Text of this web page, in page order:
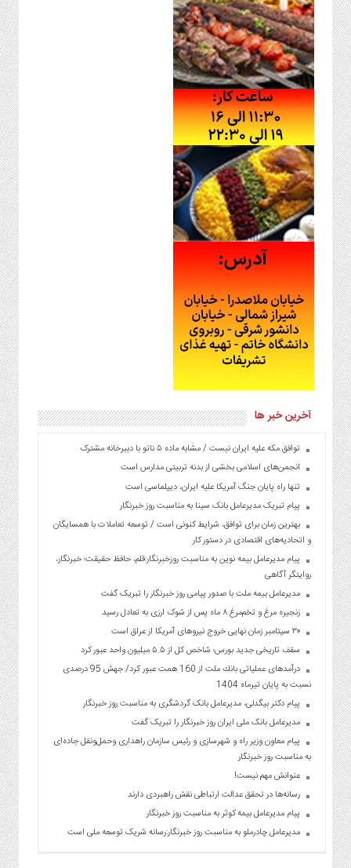
آخرین خبر ها
توافق مکه علیه ایران نیست / مشابه ماده ۵ ناتو با دبیرخانه مشترک
انجمن‌های اسلامی بخشی از بدنه تربیتی مدارس است
تنها راه پایان جنگ آمریکا علیه ایران، دیپلماسی است
پیام تبریک مدیرعامل بانک سینا به مناسبت روز خبرنگار
بهترین زمان برای توافق، شرایط کنونی است / توسعه تعاملات با همسایگان
و اتحادیه‌های اقتصادی در دستور کار
پیام مدیرعامل بیمه نوین به مناسبت روزخبرنگار:قلم، حافظ حقیقت؛ خبرنگار،
روایتگر آگاهی
مدیرعامل بیمه ملت با صدور پیامی روز خبرنگار را تبریک گفت
زنجیره مرغ و تخم‌مرغ ۸ ماه پس از شوک ارزی به تعادل رسید
۳۰ سپتامبر زمان نهایی خروج نیروهای آمریکا از عراق است
سقف تاریخی جدید بورس؛ شاخص کل از ۵.۵ میلیون واحد عبور کرد
درآمدهای عملیاتی بانك ملت از 160 همت عبور كرد/ جهش 95 درصدی
نسبت به پایان تیرماه 1404
پیام دکتر بیگدلی، مدیرعامل بانک گردشگری به مناسبت روز خبرنگار
مدیرعامل بانک ملی ایران روز خبرنگار را تبریک گفت
پیام معاون وزیر راه و شهرسازی و رئیس سازمان راهداری وحمل‌ونقل جاده‌ای
به مناسبت روز خبرنگار
عنوانش مهم نیست!
رسانه‌ها در تحقق عدالت ارتباطی نقش راهبردی دارند
پیام مدیرعامل بیمه کوثر به مناسبت روز خبرنگار
مدیرعامل چادرملو به مناسبت روز خبرنگار:رسانه شریک توسعه ملی است